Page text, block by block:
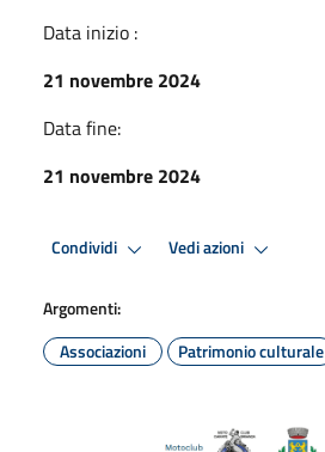
Data inizio :
21 novembre 2024
Data fine:
21 novembre 2024
Condividi Vedi azioni
Argomenti:
Associazioni
Patrimonio culturale